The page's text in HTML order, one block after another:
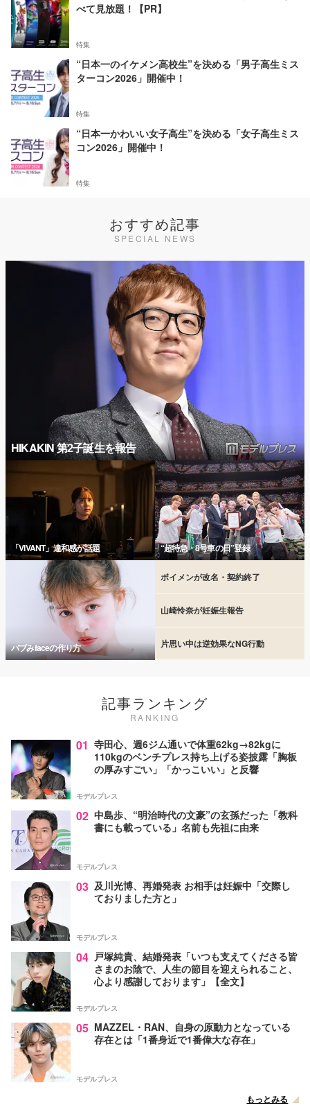
べて見放題！【PR】
特集
“日本一のイケメン高校生”を決める「男子高生ミス
ターコン2026」開催中！
特集
“日本一かわいい女子高生”を決める「女子高生ミス
コン2026」開催中！
特集
おすすめ記事
SPECIAL NEWS
HIKAKIN 第2子誕生を報告
「VIVANT」違和感が話題 “超特急・8号車の日”登録
バブみfaceの作り方
ボイメンが改名・契約終了
山崎怜奈が妊娠生報告
片思い中は逆効果なNG行動
記事ランキング
RANKING
01 寺田心、週6ジム通いで体重62kg→82kgに
110kgのベンチプレス持ち上げる姿披露「胸板
の厚みすごい」「かっこいい」と反響
モデルプレス
02 中島歩、“明治時代の文豪”の玄孫だった「教科
書にも載っている」名前も先祖に由来
モデルプレス
03 及川光博、再婚発表 お相手は妊娠中「交際し
ておりました方と」
モデルプレス
04 戸塚純貴、結婚発表「いつも支えてくださる皆
さまのお陰で、人生の節目を迎えられること、
心より感謝しております」【全文】
モデルプレス
05 MAZZEL・RAN、自身の原動力となっている
存在とは「1番身近で1番偉大な存在」
モデルプレス
もっとみる